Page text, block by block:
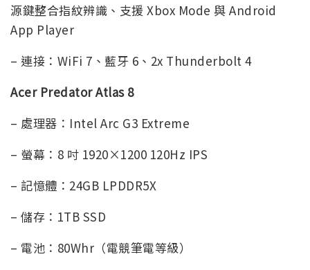
源鍵整合指紋辨識、支援 Xbox Mode 與 Android
App Player
– 連接：WiFi 7、藍牙 6、2x Thunderbolt 4
Acer Predator Atlas 8
– 處理器：Intel Arc G3 Extreme
– 螢幕：8 吋 1920×1200 120Hz IPS
– 記憶體：24GB LPDDR5X
– 儲存：1TB SSD
– 電池：80Whr（電競筆電等級）